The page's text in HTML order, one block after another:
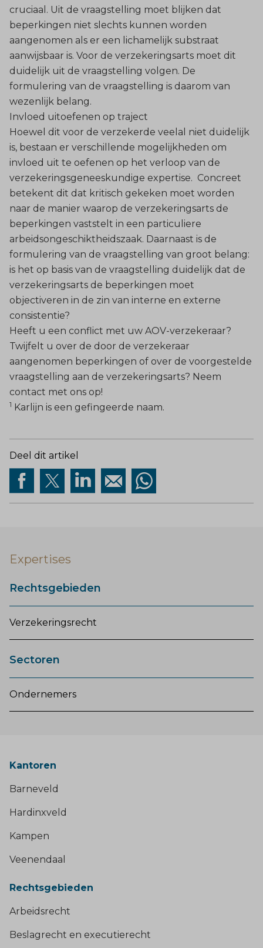
cruciaal. Uit de vraagstelling moet blijken dat
beperkingen niet slechts kunnen worden
aangenomen als er een lichamelijk substraat
aanwijsbaar is. Voor de verzekeringsarts moet dit
duidelijk uit de vraagstelling volgen. De
formulering van de vraagstelling is daarom van
wezenlijk belang.
Invloed uitoefenen op traject
Hoewel dit voor de verzekerde veelal niet duidelijk
is, bestaan er verschillende mogelijkheden om
invloed uit te oefenen op het verloop van de
verzekeringsgeneeskundige expertise. Concreet
betekent dit dat kritisch gekeken moet worden
naar de manier waarop de verzekeringsarts de
beperkingen vaststelt in een particuliere
arbeidsongeschiktheidszaak. Daarnaast is de
formulering van de vraagstelling van groot belang:
is het op basis van de vraagstelling duidelijk dat de
verzekeringsarts de beperkingen moet
objectiveren in de zin van interne en externe
consistentie?
Heeft u een conflict met uw AOV-verzekeraar?
Twijfelt u over de door de verzekeraar
aangenomen beperkingen of over de voorgestelde
vraagstelling aan de verzekeringsarts? Neem
contact met ons op!
1 Karlijn is een gefingeerde naam.
Deel dit artikel
Expertises
Rechtsgebieden
Verzekeringsrecht
Sectoren
Ondernemers
Kantoren
Barneveld
Hardinxveld
Kampen
Veenendaal
Rechtsgebieden
Arbeidsrecht
Beslagrecht en executierecht